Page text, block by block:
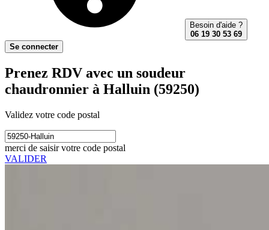
Besoin d'aide ?
06 19 30 53 69
Se connecter
Prenez RDV avec un soudeur
chaudronnier à Halluin (59250)
Validez votre code postal
merci de saisir votre code postal
VALIDER